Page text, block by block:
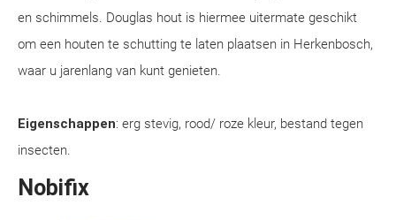
en schimmels. Douglas hout is hiermee uitermate geschikt
om een houten te schutting te laten plaatsen in Herkenbosch,
waar u jarenlang van kunt genieten.
Eigenschappen: erg stevig, rood/ roze kleur, bestand tegen
insecten.
Nobifix